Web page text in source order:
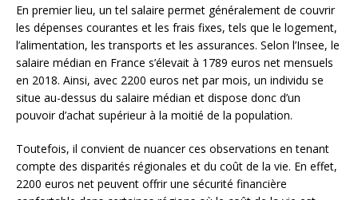
En premier lieu, un tel salaire permet généralement de couvrir
les dépenses courantes et les frais fixes, tels que le logement,
l’alimentation, les transports et les assurances. Selon l’Insee, le
salaire médian en France s’élevait à 1789 euros net mensuels
en 2018. Ainsi, avec 2200 euros net par mois, un individu se
situe au-dessus du salaire médian et dispose donc d’un
pouvoir d’achat supérieur à la moitié de la population.
Toutefois, il convient de nuancer ces observations en tenant
compte des disparités régionales et du coût de la vie. En effet,
2200 euros net peuvent offrir une sécurité financière